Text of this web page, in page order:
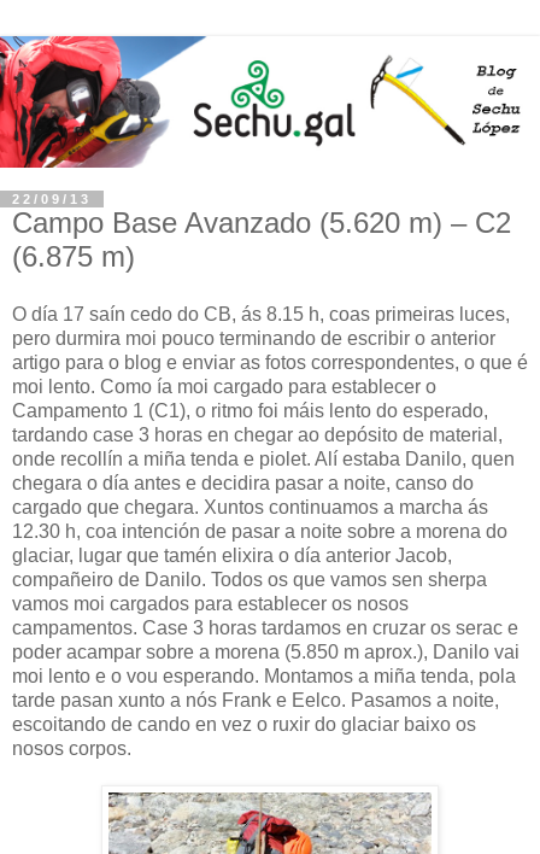
22/09/13
Campo Base Avanzado (5.620 m) – C2
(6.875 m)
O día 17 saín cedo do CB, ás 8.15 h, coas primeiras luces,
pero durmira moi pouco terminando de escribir o anterior
artigo para o blog e enviar as fotos correspondentes, o que é
moi lento. Como ía moi cargado para establecer o
Campamento 1 (C1), o ritmo foi máis lento do esperado,
tardando case 3 horas en chegar ao depósito de material,
onde recollín a miña tenda e piolet. Alí estaba Danilo, quen
chegara o día antes e decidira pasar a noite, canso do
cargado que chegara. Xuntos continuamos a marcha ás
12.30 h, coa intención de pasar a noite sobre a morena do
glaciar, lugar que tamén elixira o día anterior Jacob,
compañeiro de Danilo. Todos os que vamos sen sherpa
vamos moi cargados para establecer os nosos
campamentos. Case 3 horas tardamos en cruzar os serac e
poder acampar sobre a morena (5.850 m aprox.), Danilo vai
moi lento e o vou esperando. Montamos a miña tenda, pola
tarde pasan xunto a nós Frank e Eelco. Pasamos a noite,
escoitando de cando en vez o ruxir do glaciar baixo os
nosos corpos.